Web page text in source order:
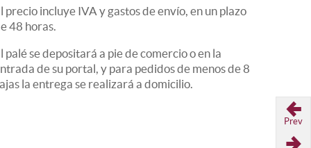
precio incluye IVA y gastos de envío, en un plazo
48 horas.
palé se depositará a pie de comercio o en la
de su portal, y para pedidos de menos de 8
la entrega se realizará a domicilio.
Prev